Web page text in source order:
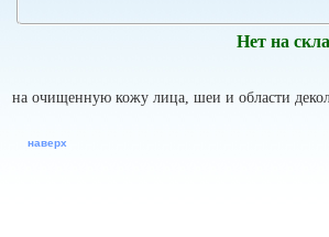
Нет на
на очищенную кожу лица, шеи и области
наверх